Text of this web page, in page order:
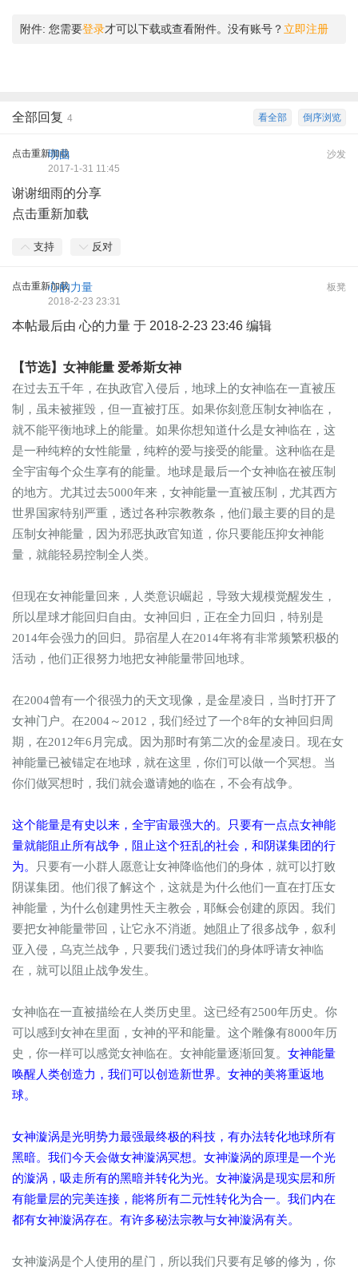
附件: 您需要登录才可以下载或查看附件。没有账号？ 立即注册
倒序浏览
看全部
全部回复 4
点击重新加载 沙发
明曲
2017-1-31 11:45
谢谢细雨的分享
点击重新加载
支持 反对
点击重新加载 板凳
心的力量
2018-2-23 23:31
本帖最后由 心的力量 于 2018-2-23 23:46 编辑
【节选】女神能量 爱希斯女神
在过去五千年，在执政官入侵后，地球上的女神临在一直被压
制，虽未被摧毁，但一直被打压。如果你刻意压制女神临在，
就不能平衡地球上的能量。如果你想知道什么是女神临在，这
是一种纯粹的女性能量，纯粹的爱与接受的能量。这种临在是
全宇宙每个众生享有的能量。地球是最后一个女神临在被压制
的地方。尤其过去5000年来，女神能量一直被压制，尤其西方
世界国家特别严重，透过各种宗教教条，他们最主要的目的是
压制女神能量，因为邪恶执政官知道，你只要能压抑女神能
量，就能轻易控制全人类。
但现在女神能量回来，人类意识崛起，导致大规模觉醒发生，
所以星球才能回归自由。女神回归，正在全力回归，特别是
2014年会强力的回归。昴宿星人在2014年将有非常频繁积极的
活动，他们正很努力地把女神能量带回地球。
在2004曾有一个很强力的天文现像，是金星凌日，当时打开了
女神门户。在2004～2012，我们经过了一个8年的女神回归周
期，在2012年6月完成。因为那时有第二次的金星凌日。现在女
神能量已被锚定在地球，就在这里，你们可以做一个冥想。当
你们做冥想时，我们就会邀请她的临在，不会有战争。
这个能量是有史以来，全宇宙最强大的。只要有一点点女神能
量就能阻止所有战争，阻止这个狂乱的社会，和阴谋集团的行
为。
只要有一小群人愿意让女神降临他们的身体，就可以打败
阴谋集团。他们很了解这个，这就是为什么他们一直在打压女
神能量，为什么创建男性天主教会，耶稣会创建的原因。我们
要把女神能量带回，让它永不消逝。她阻止了很多战争，叙利
亚入侵，乌克兰战争，只要我们透过我们的身体呼请女神临
在，就可以阻止战争发生。
女神临在一直被描绘在人类历史里。这已经有2500年历史。你
可以感到女神在里面，女神的平和能量。这个雕像有8000年历
史，你一样可以感觉女神临在。女神能量逐渐回复。 女神能量
唤醒人类创造力，我们可以创造新世界。女神的美将重返地
球。
女神漩涡是光明势力最强最终极的科技，有办法转化地球所有
黑暗。我们今天会做女神漩涡冥想。女神漩涡的原理是一个光
的漩涡，吸走所有的黑暗并转化为光。女神漩涡是现实层和所
有能量层的完美连接，能将所有二元性转化为合一。我们内在
都有女神漩涡存在。有许多秘法宗教与女神漩涡有关。
女神漩涡是个人使用的星门，所以我们只要有足够的修为，你